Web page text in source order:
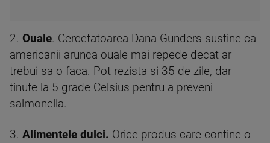
2. Ouale. Cercetatoarea Dana Gunders sustine ca
americanii arunca ouale mai repede decat ar
trebui sa o faca. Pot rezista si 35 de zile, dar
tinute la 5 grade Celsius pentru a preveni
salmonella.
3. Alimentele dulci. Orice produs care contine o